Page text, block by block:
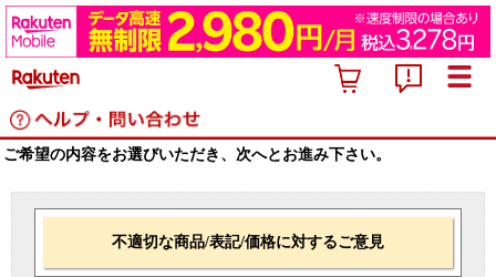
ご希望の内容をお選びいただき、次へとお進み下さい。
不適切な商品/表記/価格に対するご意見